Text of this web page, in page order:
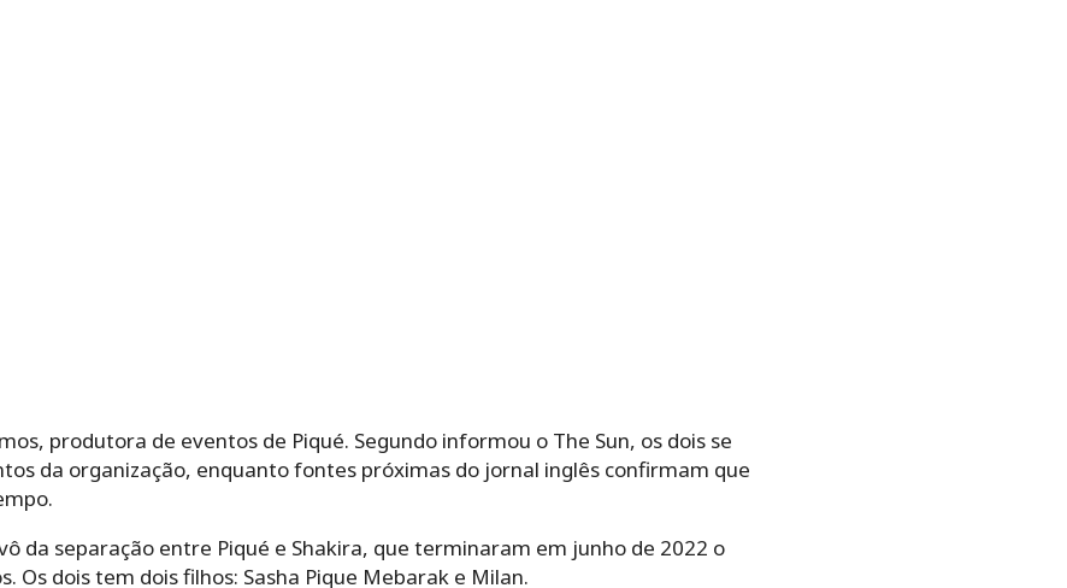
produtora de eventos de Piqué. Segundo informou o The Sun, os dois se
da organização, enquanto fontes próximas do jornal inglês confirmam que
da separação entre Piqué e Shakira, que terminaram em junho de 2022 o
Os dois tem dois filhos: Sasha Pique Mebarak e Milan.